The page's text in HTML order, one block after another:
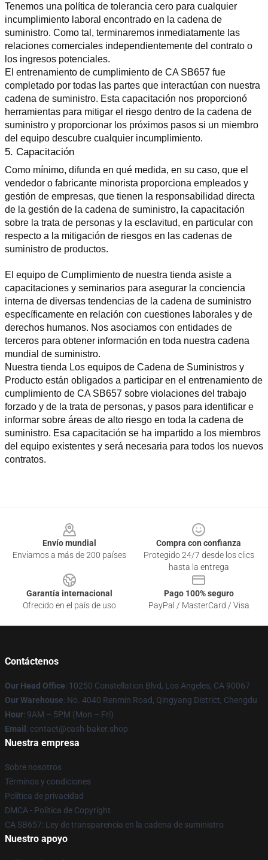
Tenemos una política de tolerancia cero para cualquier
incumplimiento laboral encontrado en la cadena de
suministro. Como tal, terminaremos inmediatamente las
relaciones comerciales independientemente del contrato o
los ingresos potenciales.
El entrenamiento de cumplimiento de CA SB657 fue
completado por todas las partes que interactúan con nuestra
cadena de suministro. Esta capacitación nos proporcionó
herramientas para mitigar el riesgo dentro de la cadena de
suministro y proporcionar los próximos pasos si un miembro
del equipo descubre cualquier incumplimiento.
5. Capacitación
Como mínimo, difunda en qué medida, en su caso, que el
vendedor o fabricante minorista proporciona empleados y
gestión de empresas, que tienen la responsabilidad directa
de la gestión de la cadena de suministro, la capacitación
sobre la trata de personas y la esclavitud, en particular con
respecto a la mitigación de riesgos en las cadenas de
suministro de productos.
El equipo de Cumplimiento de nuestra tienda asiste a
capacitaciones y seminarios para asegurar la conciencia
interna de diversas tendencias de la cadena de suministro
específicamente en relación con cuestiones laborales y de
derechos humanos. Nos asociamos con entidades de
terceros para obtener información en toda nuestra cadena
mundial de suministro.
Nuestra tienda Los equipos de Cadena de Suministros y
Producto están obligados a participar en el entrenamiento de
cumplimiento de CA SB657 sobre violaciones del trabajo
forzado y de la trata de personas, y pasos para identificar e
informar sobre áreas de alto riesgo en toda la cadena de
suministro. Esa capacitación se ha impartido a los miembros
del equipo existentes y será necesaria para todos los nuevos
contratos.
Envío mundial
Enviamos a más de 200 países
Compra con confianza
Protegido 24/7 desde los clics
hasta la entrega
Garantía internacional
Ofrecido en el país de uso
Pago 100% seguro
PayPal / MasterCard / Visa
Contáctenos
Our Head Office: 10250 Constellation Blvd, Los Angeles, CA 90067
Our Warehouse: No. 4040 Renmin Road, Qingyang District, Chengdu
Hour: 9AM – 5PM (Mon – Fri)
Email : contact@cash-baker.shop
Nuestra empresa
Sobre nosotros
Términos y condiciones
Política de privacidad
DMCA - Política de Copyright
CA SB657: Ley de transparencia en la cadena de suministro
Nuestro apoyo